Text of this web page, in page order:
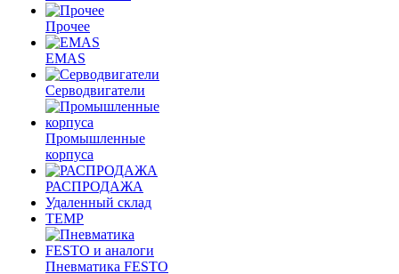
Прочее
EMAS
Cерводвигатели
Промышленные
корпуса
РАСПРОДАЖА
Удаленный склад
TEMP
Пневматика FESTO